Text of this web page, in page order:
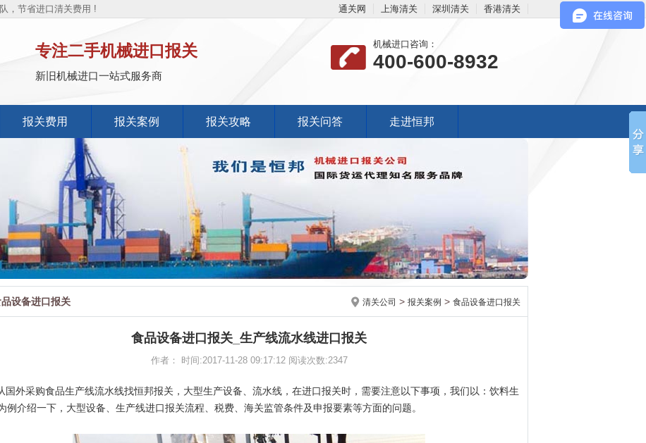
，节省进口清关费用 ! 通关网 上海清关 深圳清关 香港清关
专注二手机械进口报关
新旧机械进口一站式服务商
机械进口咨询：
400-600-8932
报关费用 报关案例 报关攻略 报关问答 走进恒邦
清关公司 > 报关案例 > 食品设备进口报关
设备进口报关
食品设备进口报关_生产线流水线进口报关
作者： 时间:2017-11-28 09:17:12 阅读次数:2347
国外采购食品生产线流水线找恒邦报关，大型生产设备、流水线，在进口报关时，需要注意以下事项，我们以：饮料生
例介绍一下，大型设备、生产线进口报关流程、税费、海关监管条件及申报要素等方面的问题。